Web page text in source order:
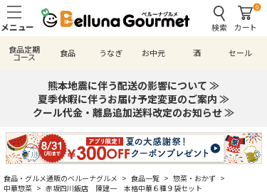
検索
0
カート
食品定期
コース 食品 うなぎ お中元 酒 セール
熊本地震に伴う配送の影響について ≫
夏季休暇に伴うお届け予定変更のご案内 ≫
クール代金・離島追加送料改定のお知らせ ≫
食品・グルメ通販のベルーナグルメ > 食品一覧 > 惣菜・おかず >
中華惣菜 > 赤坂四川飯店 陳建一 本格中華６種９袋セット